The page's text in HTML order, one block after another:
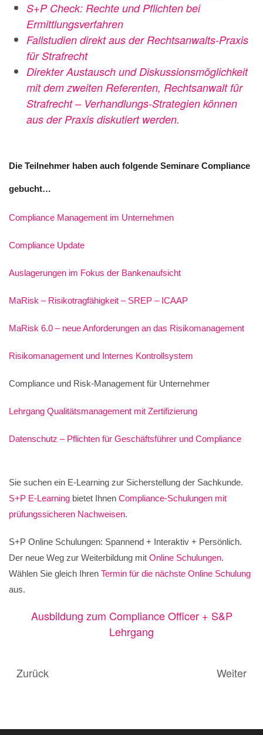
S+P Check: Rechte und Pflichten bei
Ermittlungsverfahren
Fallstudien direkt aus der Rechtsanwalts-Praxis
für Strafrecht
Direkter Austausch und Diskussionsmöglichkeit
mit dem zweiten Referenten, Rechtsanwalt für
Strafrecht – Verhandlungs-Strategien können
aus der Praxis diskutiert werden.
Die Teilnehmer haben auch folgende Seminare Compliance
gebucht…
Compliance Management im Unternehmen
Compliance Update
Auslagerungen im Fokus der Bankenaufsicht
MaRisk – Risikotragfähigkeit – SREP – ICAAP
MaRisk 6.0 – neue Anforderungen an das Risikomanagement
Risikomanagement und Internes Kontrollsystem
Compliance und Risk-Management für Unternehmer
Lehrgang Qualitätsmanagement mit Zertifizierung
Datenschutz – Pflichten für Geschäftsführer und Compliance
Sie suchen ein E-Learning zur Sicherstellung der Sachkunde.
S+P E-Learning bietet Ihnen Compliance-Schulungen mit
prüfungssicheren Nachweisen.
S+P Online Schulungen: Spannend + Interaktiv + Persönlich.
Der neue Weg zur Weiterbildung mit Online Schulungen.
Wählen Sie gleich Ihren Termin für die nächste Online Schulung
aus.
Ausbildung zum Compliance Officer + S&P
Lehrgang
Zurück Weiter